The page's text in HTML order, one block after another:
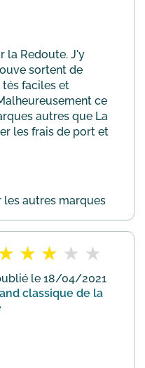
la Redoute. J'y
sortent de
tés faciles et
ce
autres que La
les frais de port et
les autres marques
le 18/04/2021
classique de la